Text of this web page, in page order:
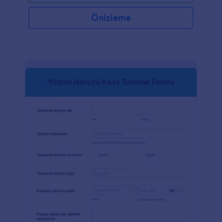
verdiğinden ve olası riskleri veya gecikmeleri
önlediğinden dolayı şirketler için çok önemlidir.Her
büyüklükteki ve sektördeki şirketler İş Durdurma
süreçlerini kolaylaştırabilir, zamanında iletişim
sayesinde bu formu oluşturmak ve özelleştirmek çok
geliştirmek ve şirketlerin özel gereksinimlerini
özelleştirme seçenekleri gibi özellikler sunar.
etkin bir şekilde yönetebilir, üretken ve güvenli bir
Önizleme